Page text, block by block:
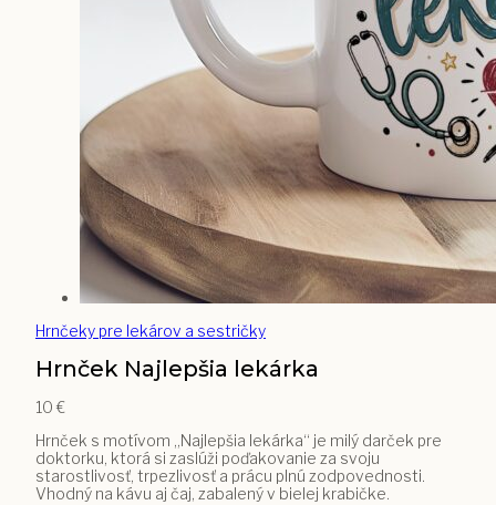
Hrnčeky pre lekárov a sestričky
Hrnček Najlepšia lekárka
10 €
Hrnček s motívom „Najlepšia lekárka“ je milý darček pre
doktorku, ktorá si zaslúži poďakovanie za svoju
starostlivosť, trpezlivosť a prácu plnú zodpovednosti.
Vhodný na kávu aj čaj, zabalený v bielej krabičke.